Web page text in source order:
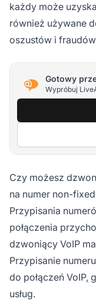
każdy może
również używane
oszustów i
Gotowy
Wypróbuj
Czy możesz
na numer non-fixed
Przypisania
połączenia
dzwoniący VoIP
Przypisanie
do połączeń VoIP,
usług.